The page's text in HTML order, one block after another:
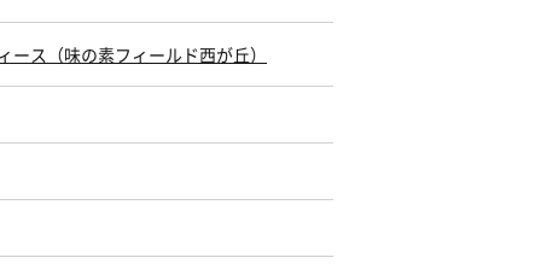
ース（味の素フィールド西が丘）